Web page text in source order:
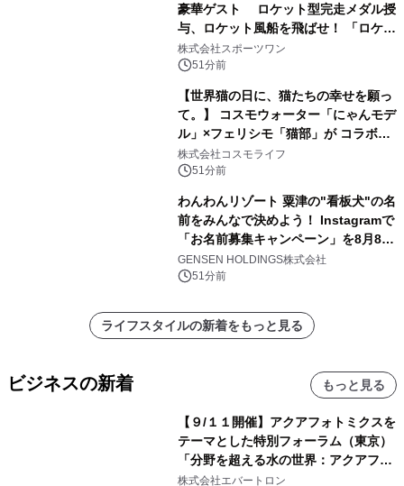
豪華ゲスト ロケット型完走メダル授
与、ロケット風船を飛ばせ！ 「ロケッ
トマラソン2026」開催
株式会社スポーツワン
51分前
【世界猫の日に、猫たちの幸せを願っ
て。】 コスモウォーター「にゃんモデ
ル」×フェリシモ「猫部」が コラボキ
ャンペーンを実施
株式会社コスモライフ
51分前
わんわんリゾート 粟津の"看板犬"の名
前をみんなで決めよう！ Instagramで
「お名前募集キャンペーン」を8月8日
(土)より開催
GENSEN HOLDINGS株式会社
51分前
ライフスタイルの新着をもっと見る
ビジネスの新着 もっと見る
【９/１１開催】アクアフォトミクスを
テーマとした特別フォーラム（東京）
「分野を超える水の世界：アクアフォ
トミクスが切り拓く新しい科学の地
株式会社エバートロン